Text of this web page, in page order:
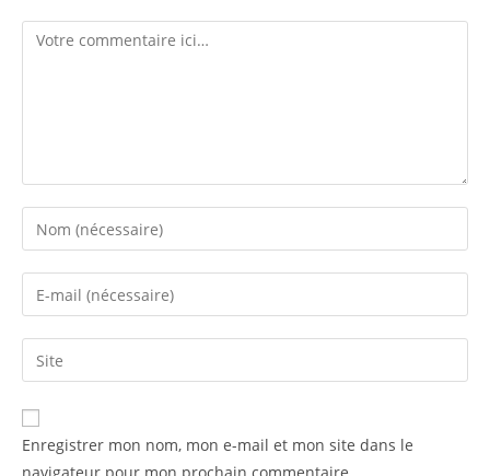
Enregistrer mon nom, mon e-mail et mon site dans le